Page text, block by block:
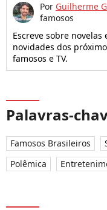
Por Guilherme
famosos
Escreve sobre
novidades dos
famosos e TV.
Palavras-
Famosos Brasileiros
Polêmica